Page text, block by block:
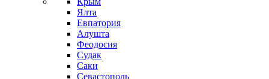
Ялта
Евпатория
Алушта
Феодосия
Судак
Саки
Севастополь